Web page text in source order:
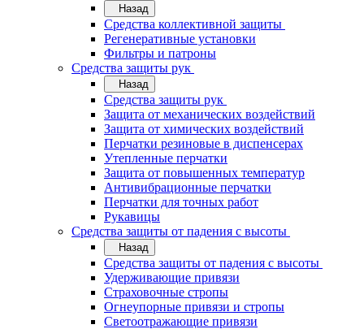
Назад
Средства коллективной защиты
Регенеративные установки
Фильтры и патроны
Средства защиты рук
Назад
Средства защиты рук
Защита от механических воздействий
Защита от химических воздействий
Перчатки резиновые в диспенсерах
Утепленные перчатки
Защита от повышенных температур
Антивибрационные перчатки
Перчатки для точных работ
Рукавицы
Средства защиты от падения с высоты
Назад
Средства защиты от падения с высоты
Удерживающие привязи
Страховочные стропы
Огнеупорные привязи и стропы
Светоотражающие привязи